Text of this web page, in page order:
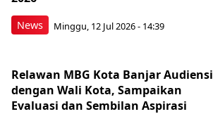
News Minggu, 12 Jul 2026 - 14:39
Relawan MBG Kota Banjar Audiensi
dengan Wali Kota, Sampaikan
Evaluasi dan Sembilan Aspirasi